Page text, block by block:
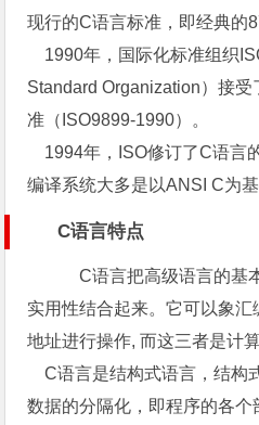
现行的C语言标准，即经典的
1990年，国际化标准组织
Standard Organization）接
准（ISO9899-1990）。
1994年，ISO修订了C语言
编译系统大多是以ANSI C为基
C语言特点
C语言把高级语言的基
实用性结合起来。它可以象
地址进行操作, 而这三者是计
C语言是结构式语言，结构
数据的分隔化，即程序的各